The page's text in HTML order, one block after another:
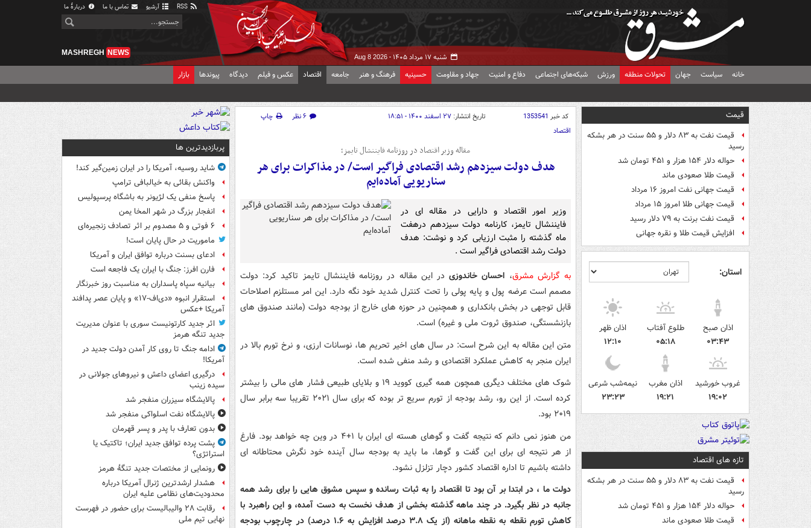
آرشیو تماس با ما دربارهٔ ما
شنبه ۱۷ مرداد ۱۴۰۵ - Aug 8 2026
MASHREGH NEWS
خانه سیاست جهان تحولات منطقه ورزش شبکه‌های اجتماعی دفاع و امنیت جهاد و مقاومت حسینیه فرهنگ و هنر جامعه اقتصاد عکس و فیلم دیدگاه پیوندها بازار
قیمت
قیمت نفت به ۸۳ دلار و ۵۵ سنت در هر بشکه
رسید
حواله دلار ۱۵۴ هزار و ۴۵۱ تومان شد
قیمت طلا صعودی ماند
قیمت جهانی نفت امروز ۱۶ مرداد
قیمت جهانی طلا امروز ۱۵ مرداد
قیمت نفت برنت به ۷۹ دلار رسید
افزایش قیمت طلا و نقره جهانی
استان:
اذان صبح
۰۳:۴۳
طلوع آفتاب
۰۵:۱۸
اذان ظهر
۱۲:۱۰
غروب خورشید
۱۹:۰۲
اذان مغرب
۱۹:۲۱
نیمه‌شب شرعی
۲۳:۲۳
تازه های اقتصاد
قیمت نفت به ۸۳ دلار و ۵۵ سنت در هر بشکه
رسید
حواله دلار ۱۵۴ هزار و ۴۵۱ تومان شد
قیمت طلا صعودی ماند
کد خبر 1353541 تاریخ انتشار: ۲۷ اسفند ۱۴۰۰ - ۱۸:۵۱ ۶ نظر
چاپ
اقتصاد
مقاله وزیر اقتصاد در روزنامه فایننشال تایمز؛
هدف دولت سیزدهم رشد اقتصادی فراگیر است/ در مذاکرات برای هر
سناریویی آماده‌ایم
وزیر امور اقتصاد و دارایی در مقاله ای در
فایننشال تایمز، کارنامه دولت سیزدهم درهفت
ماه گذشته را مثبت ارزیابی کرد و نوشت: هدف
دولت رشد اقتصادی فراگیر است .
به گزارش مشرق، احسان خاندوزیدر این مقاله در روزنامه فایننشال تایمز تاکید کرد: دولت
مصمم است عرضه پول و پایه پولی را تحت کنترل شدید خود نگه دارد. این امر مستلزم اصلاحات
قابل توجهی در بخش بانکداری و همچنین در حوزه های خارج از بودجه دولت (مانند صندوق های
بازنشستگی، صندوق ثروت ملی و غیره) است.
متن این مقاله به این شرح است: در سال های اخیر تحریم ها، نوسانات ارزی، و نرخ تورم بالا در
ایران منجر به کاهش عملکرد اقتصادی و رشد منفی شده است.
شوک های مختلف دیگری همچون همه گیری کووید ۱۹ و بلایای طبیعی فشار های مالی را بیشتر
کرده است. از این رو، رشد بودجه از تورم سریع تر بوده که برای سال ۲۰۲۱ تقریبا سه برابر سال
۲۰۱۹ بود.
من هنوز نمی دانم که نتیجه گفت و گوهای هسته ای ایران با ۱+۴ در وین چه خواهد بود. فارغ
از هر نتیجه ای برای این گفت و گوها، ما باید به بودجه سال آینده خود نگرش محتاطانه ای
داشته باشیم تا اداره اقتصاد کشور دچار تزلزل نشود.
دولت ما ، در ابتدا بر آن بود تا اقتصاد را به ثبات رسانده و سپس مشوق هایی را برای رشد همه
جانبه در نظر بگیرد. در چند ماهه گذشته بخشی از هدف نخست به دست آمده، و این راهبرد با
کاهش تورم نقطه به نقطه ماهانه (از یک ۳.۸ درصد افزایش به ۱.۶ درصد) در چارچوب بودجه
پربازدیدترین ها
شاید روسیه، آمریکا را در ایران زمین‌گیر کند!
واکنش بقائی به خیالبافی ترامپ
پاسخ منفی یک لژیونر به باشگاه پرسپولیس
انفجار بزرگ در شهر المخا یمن
۶ فوتی و ۵ مصدوم بر اثر تصادف زنجیره‌ای
ماموریت در حال پایان است!
ادعای بسنت درباره توافق ایران و آمریکا
فارن افرز: جنگ با ایران یک فاجعه است
بیانیه سپاه پاسداران به مناسبت روز خبرنگار
استقرار انبوه «دی‌اف‑۱۷» و پایان عصر پدافند
آمریکا +عکس
اثر جدید کارتونیست سوری با عنوان مدیریت
جدید تنگه هرمز
ادامه جنگ تا روی کار آمدن دولت جدید در
آمریکا!
درگیری اعضای داعش و نیروهای جولانی در
سیده زینب
پالایشگاه سیزران منفجر شد
پالایشگاه نفت اسلواکی منفجر شد
بدون تعارف با پدر و پسر قهرمان
پشت پرده توافق جدید ایران؛ تاکتیک یا
استراتژی؟
رونمایی از مختصات جدید تنگۀ هرمز
هشدار ارشدترین ژنرال آمریکا درباره
محدودیت‌های نظامی علیه ایران
رقابت ۲۸ والیبالیست برای حضور در فهرست
نهایی تیم ملی